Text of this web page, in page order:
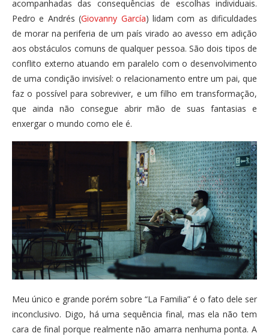
acompanhadas das consequências de escolhas individuais.
Pedro e Andrés (Giovanny García) lidam com as dificuldades
de morar na periferia de um país virado ao avesso em adição
aos obstáculos comuns de qualquer pessoa. São dois tipos de
conflito externo atuando em paralelo com o desenvolvimento
de uma condição invisível: o relacionamento entre um pai, que
faz o possível para sobreviver, e um filho em transformação,
que ainda não consegue abrir mão de suas fantasias e
enxergar o mundo como ele é.
Meu único e grande porém sobre “La Familia” é o fato dele ser
inconclusivo. Digo, há uma sequência final, mas ela não tem
cara de final porque realmente não amarra nenhuma ponta. A